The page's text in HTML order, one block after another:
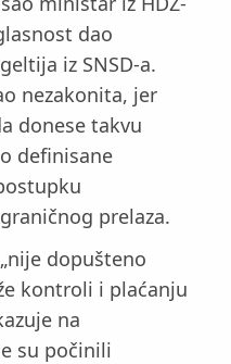
dao
iz SNSD-a.
nezakonita, jer
donese takvu
definisane
prelaza.
dopušteno
kontroli i plaćanju
na
su počinili